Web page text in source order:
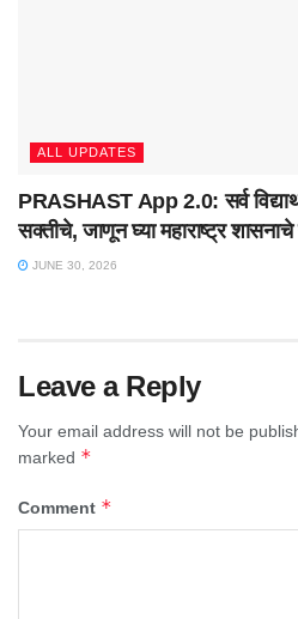
ALL UPDATES
PRASHAST App 2.0: सर्व
सक्तीचे, जाणून घ्या महाराष्ट्र
JUNE 30, 2026
Leave a Reply
Your email address will not be
marked *
Comment *